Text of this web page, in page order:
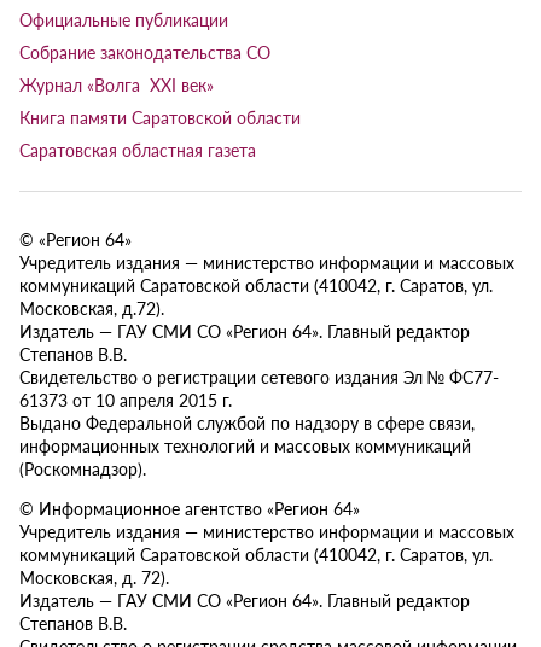
Официальные публикации
Собрание законодательства СО
Журнал «Волга XXI век»
Книга памяти Саратовской области
Саратовская областная газета
© «Регион 64»
Учредитель издания — министерство информации и массовых
коммуникаций Саратовской области (410042, г. Саратов, ул.
Московская, д.72).
Издатель — ГАУ СМИ СО «Регион 64». Главный редактор
Степанов В.В.
Свидетельство о регистрации сетевого издания Эл № ФС77-
61373 от 10 апреля 2015 г.
Выдано Федеральной службой по надзору в сфере связи,
информационных технологий и массовых коммуникаций
(Роскомнадзор).
© Информационное агентство «Регион 64»
Учредитель издания — министерство информации и массовых
коммуникаций Саратовской области (410042, г. Саратов, ул.
Московская, д. 72).
Издатель — ГАУ СМИ СО «Регион 64». Главный редактор
Степанов В.В.